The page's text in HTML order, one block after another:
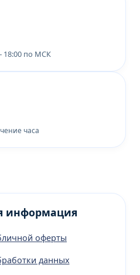
18:00 по МСК
часа
информация
оферты
данных